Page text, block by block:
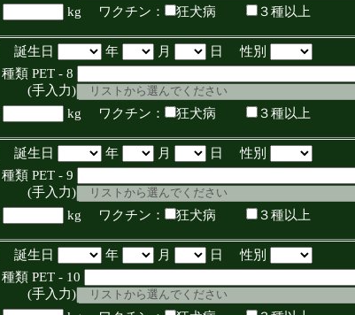
kg ワクチン： 狂犬病 ３種以上
誕生日 年 月
日 性別
類 PET - 8
)
kg ワクチン： 狂犬病 ３種以上
誕生日 年 月
日 性別
類 PET - 9
)
kg ワクチン： 狂犬病 ３種以上
誕生日 年 月
日 性別
類 PET - 10
)